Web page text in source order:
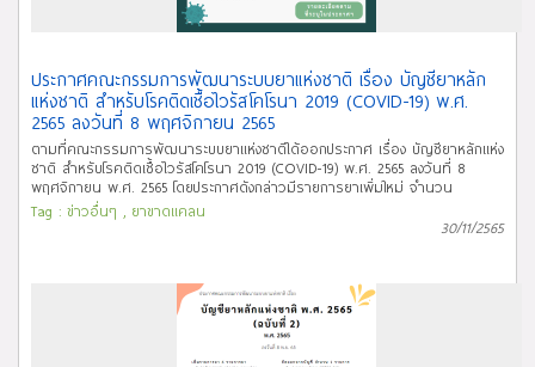
ประกาศคณะกรรมการพัฒนาระบบยาแห่งชาติ เรื่อง บัญชียาหลัก
แห่งชาติ สำหรับโรคติดเชื้อไวรัสโคโรนา 2019 (COVID-19) พ.ศ.
2565 ลงวันที่ 8 พฤศจิกายน 2565
ตามที่คณะกรรมการพัฒนาระบบยาแห่งชาติได้ออกประกาศ เรื่อง บัญชียาหลักแห่ง
ชาติ สำหรับโรคติดเชื้อไวรัสโคโรนา 2019 (COVID-19) พ.ศ. 2565 ลงวันที่ 8
พฤศจิกายน พ.ศ. 2565 โดยประกาศดังกล่าวมีรายการยาเพิ่มใหม่ จำนวน
5 รายการ ทั้งนี้ ประกาศฉบับนี้ให้ใช้บังคับตั้งแต่วันประกาศในราชกิจจานุเบกษา
เป็นต้นไป นั้น บัดนี้ ประกาศคณะกรรมการพัฒนาระบบยาแห่งชาติ เรื่อง บัญชียา
139 ตอนพิเศษ 274 ง หน้า 90 เมื่อวันที่ 25 พฤศจิกายน 2565 จึงขอเชิญผู้
เกี่ยวข้องและผู้สนใจศึกษารายละเอียด และ download เอกสารที่เกี่ยวข้อง ได้ทาง
link ด้านล่างนี้ จึงประกาศให้ทราบโดยทั่วกัน
Tag : ข่าวอื่นๆ , ยาขาดแคลน
30/11/2565